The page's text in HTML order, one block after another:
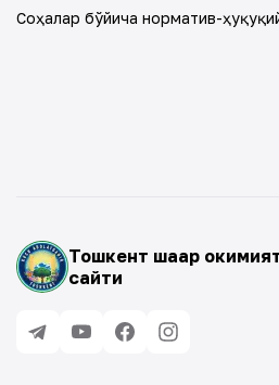
Соҳалар бўйича норматив-
Тошкент шаҳар
сайти